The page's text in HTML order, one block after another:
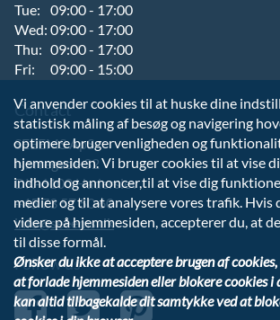
Tue:
09:00 - 17:00
Wed:09:00 - 17:00
Thu: 09:00 - 17:00
Fri:
09:00 - 15:00
Contact
SEEEMS ApS
Nørregade 32
DK-6100 Haderslev
+45 73 57 50 60
info@seeems.dk
Follow us
Vi anvender cookies til at huske dine
statistisk måling af besøg og navigering
optimere brugervenligheden og
hjemmesiden. Vi bruger cookies til at vise
indhold og annoncer,til at vise dig
medier og til at analysere vores trafik. Hvis
videre på hjemmesiden, accepterer du, at
til disse formål.
Ønsker du ikke at acceptere brugen af
at forlade hjemmesiden eller blokere cookies i
kan altid tilbagekalde dit samtykke ved at